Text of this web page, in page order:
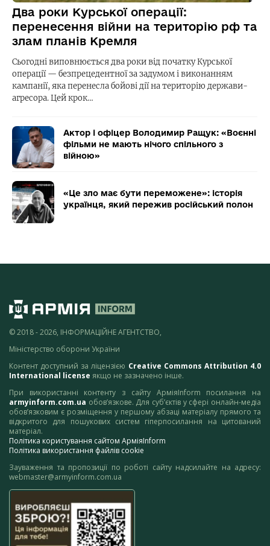
Два роки Курської операції:
перенесення війни на територію рф та
злам планів Кремля
Сьогодні виповнюється два роки від початку Курської
операції — безпрецедентної за задумом і виконанням
кампанії, яка перенесла бойові дії на територію держави-
агресора. Цей крок…
Актор і офіцер Володимир Ращук: «Воєнні
фільми не мають нічого спільного з
війною»
«Це зло має бути переможене»: історія
українця, який пережив російський полон
© 2018 - 2026, ІНФОРМАЦІЙНЕ АГЕНТСТВО,
Міністерство оборони України
Контент доступний за ліцензією Creative Commons Attribution 4.0
International license якщо не зазначено інше.
При використанні контенту з сайту АрміяInform посилання на
armyinform.com.ua обов’язкове. Для суб’єктів у сфері онлайн-медіа
обов’язковим є розміщення у першому абзаці матеріалу прямого та
відкритого для пошукових систем гіперпосилання на цитований
матеріал.
Політика користування сайтом АрміяInform
Політика використання файлів cookie
Зауваження та пропозиції по роботі сайту надсилайте на адресу:
webmaster@armyinform.com.ua